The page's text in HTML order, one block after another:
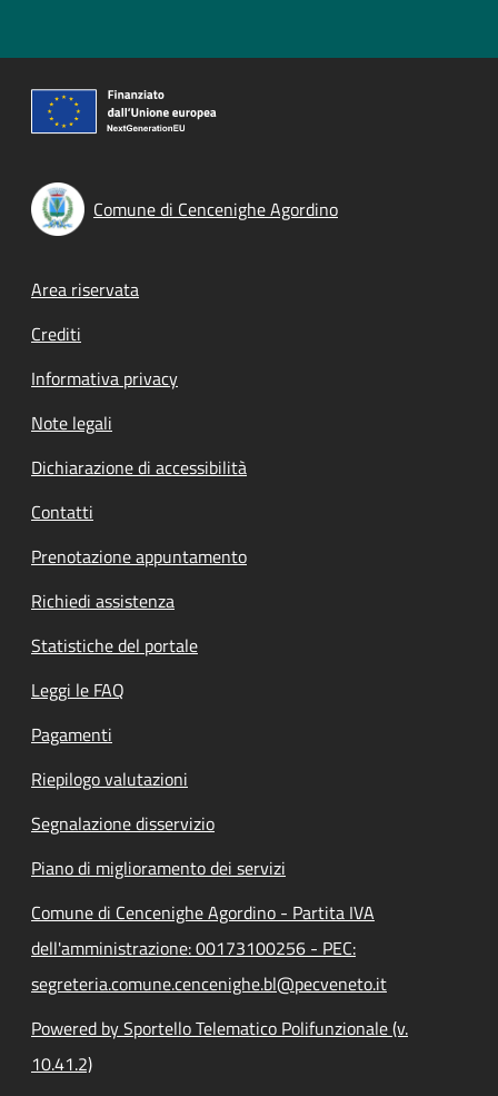
Comune di Cencenighe Agordino
Footer menu
Area riservata
Crediti
Informativa privacy
Note legali
Dichiarazione di accessibilità
Contatti
Prenotazione appuntamento
Richiedi assistenza
Statistiche del portale
Leggi le FAQ
Pagamenti
Riepilogo valutazioni
Segnalazione disservizio
Piano di miglioramento dei servizi
Comune di Cencenighe Agordino - Partita IVA
dell'amministrazione: 00173100256 - PEC:
segreteria.comune.cencenighe.bl@pecveneto.it
Powered by Sportello Telematico Polifunzionale (v.
10.41.2)